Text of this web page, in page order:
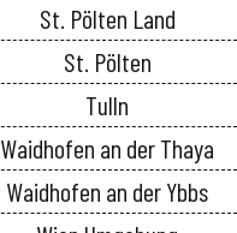
St. Pölten Land
St. Pölten
Tulln
Waidhofen an der Thaya
Waidhofen an der Ybbs